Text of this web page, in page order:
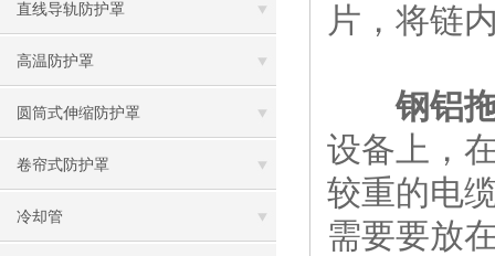
直线导轨防护罩
高温防护罩
圆筒式伸缩防护罩
卷帘式防护罩
冷却管
片，将链
钢铝
设备上，
较重的电
需要要放